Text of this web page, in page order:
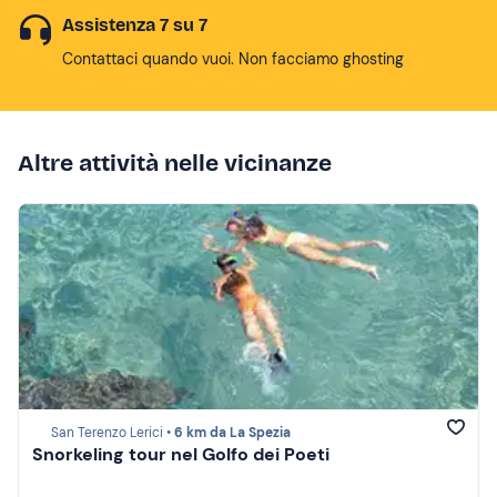
Assistenza 7 su 7
Contattaci quando vuoi. Non facciamo ghosting
Altre attività nelle vicinanze
San Terenzo Lerici •6 km da La Spezia
Snorkeling tour nel Golfo dei Poeti